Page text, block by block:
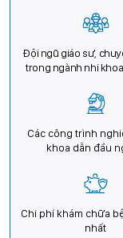
Đội ngũ giáo sư,
trong ngành nhi
Các công trình
khoa dẫn đầu
Chi phí khám chữa
nhất